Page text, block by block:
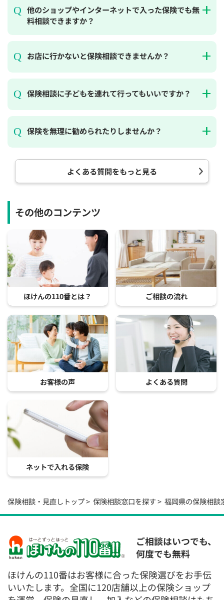
他のショップやインターネットで入った保険でも無
料相談できますか？
お店に行かないと保険相談できませんか？
保険相談に子どもを連れて行ってもいいですか？
保険を無理に勧められたりしませんか？
よくある質問をもっと見る
その他のコンテンツ
ほけんの110番とは？ ご相談の流れ
お客様の声 よくある質問
ネットで入れる保険
保険相談・見直しトップ 保険相談窓口を探す 福岡県の保険相談
ご相談はいつでも、
何度でも無料
ほけんの110番はお客様に合った保険選びをお手伝
いいたします。全国に120店舗以上の保険ショップ